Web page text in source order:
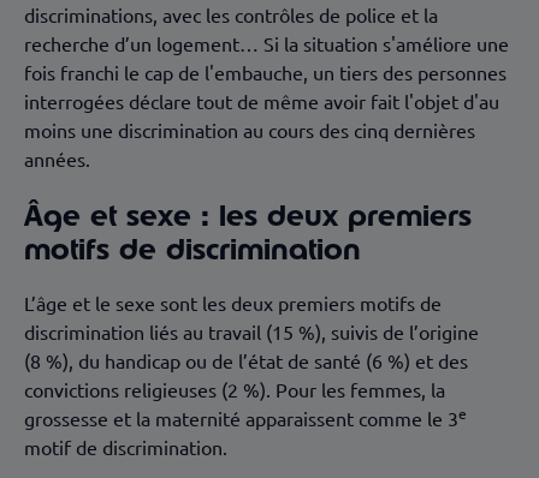
discriminations, avec les contrôles de police et la
recherche d’un logement… Si la situation s'améliore une
fois franchi le cap de l'embauche, un tiers des personnes
interrogées déclare tout de même avoir fait l'objet d'au
moins une discrimination au cours des cinq dernières
années.
Âge et sexe : les deux premiers
motifs de discrimination
L’âge et le sexe sont les deux premiers motifs de
discrimination liés au travail (15 %), suivis de l’origine
(8 %), du handicap ou de l’état de santé (6 %) et des
convictions religieuses (2 %). Pour les femmes, la
grossesse et la maternité apparaissent comme le 3e
motif de discrimination.